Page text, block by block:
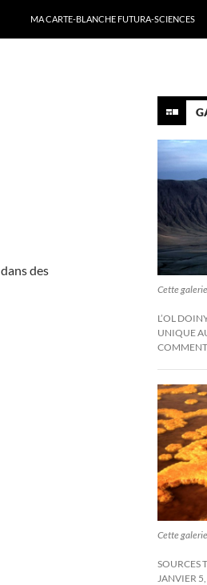
MA CARTE-BLANCHE FUTURA-SCIENCES
des
Cette
L’OL
UNIQUE
Cette
SOURCES
JANVIER